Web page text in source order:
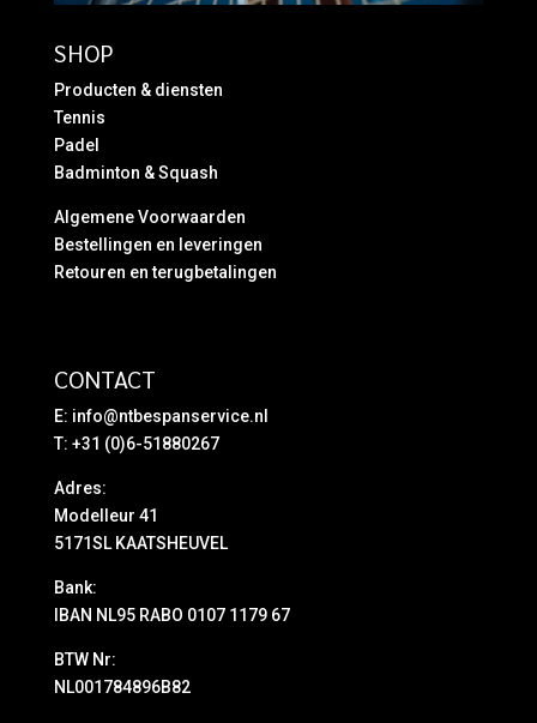
SHOP
Producten & diensten
Tennis
Padel
Badminton & Squash
Algemene Voorwaarden
Bestellingen en leveringen
Retouren en terugbetalingen
CONTACT
E: info@ntbespanservice.nl
T: +31 (0)6-51880267
Adres:
Modelleur 41
5171SL KAATSHEUVEL
Bank:
IBAN NL95 RABO 0107 1179 67
BTW Nr:
NL001784896B82